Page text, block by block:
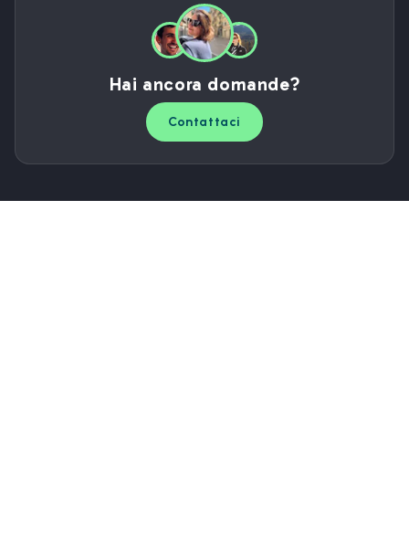
Hai ancora domande?
Contattaci